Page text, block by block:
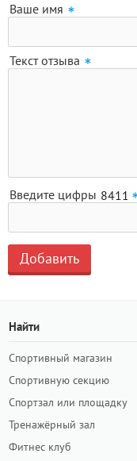
Ваше имя
Текст отзыва
Введите цифры
Найти
Спортивный магазин
Спортивную секцию
Спортзал или площадку
Тренажёрный зал
Фитнес клуб